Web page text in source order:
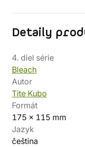
Detaily
4. diel série
Bleach
Autor
Tite Kubo
Formát
175 x 115 mm
Jazyk
čeština